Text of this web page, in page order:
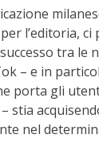
l’editoria, ci
tra le
– e in
porta gli
stia
nel